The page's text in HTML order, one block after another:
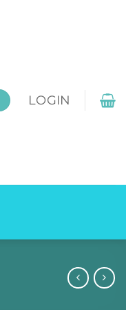
LOGIN